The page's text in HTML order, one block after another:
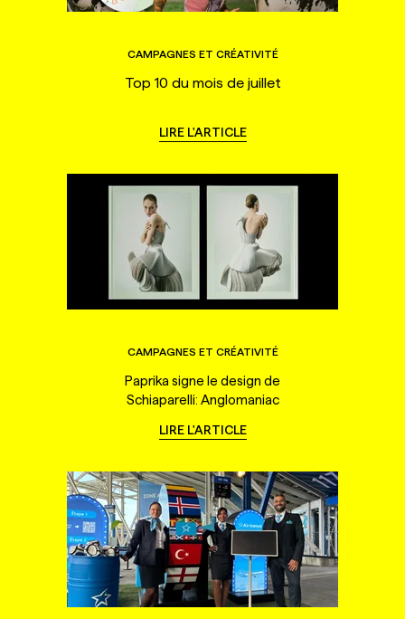
CAMPAGNES ET CRÉATIVITÉ
Top 10 du mois de juillet
LIRE L'ARTICLE
CAMPAGNES ET CRÉATIVITÉ
Paprika signe le design de
Schiaparelli: Anglomaniac
LIRE L'ARTICLE